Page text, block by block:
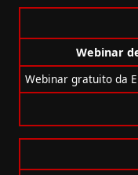
Webinar